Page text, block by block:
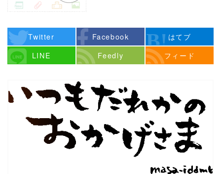
Twitter Facebook
はてブ
LINE
Feedly フィード